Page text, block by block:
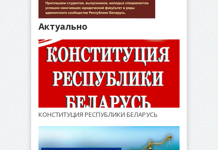
Актуально
КОНСТИТУЦИЯ РЕСПУБЛИКИ БЕЛАРУСЬ